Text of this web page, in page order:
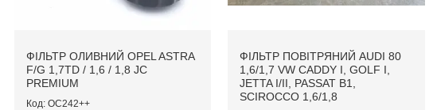
ФІЛЬТР ОЛИВНИЙ OPEL ASTRA
F/G 1,7TD / 1,6 / 1,8 JC
PREMIUM
OC242++
ФІЛЬТР ПОВІТРЯНИЙ AUDI 80
1,6/1,7 VW CADDY I, GOLF I,
JETTA I/II, PASSAT B1,
SCIROCCO 1,6/1,8